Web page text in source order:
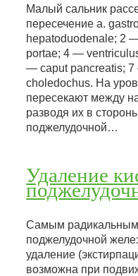
Малый сальник
пересечение a.
hepatoduodenale; 2
portae; 4 —
— caput pancreatis;
choledochus. На
пересекают между
разводя их в
поджелудочной…
Удаление
Самым радикальным
поджелудочной
удаление
возможна при